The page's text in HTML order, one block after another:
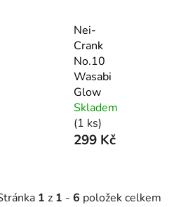
Nei-
Crank
No.10
Wasabi
Glow
Skladem
(1 ks)
299 Kč
1 z 1 - 6 položek celkem